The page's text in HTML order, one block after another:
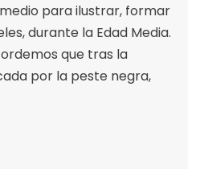
para ilustrar, formar
durante la Edad Media.
que tras la
por la peste negra,